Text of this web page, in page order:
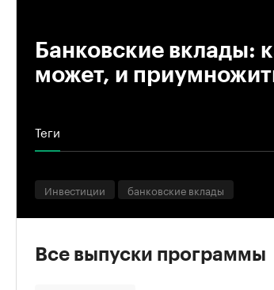
Банковские вклады:
может, и
Теги
Инвестиции банковские вклады
Все выпуски программы